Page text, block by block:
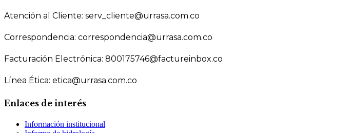
Atención al Cliente: serv_cliente@urrasa.com.co
Correspondencia: correspondencia@urrasa.com.co
Facturación Electrónica: 800175746@factureinbox.co
Línea Ética: etica@urrasa.com.co
Enlaces de interés
Información institucional